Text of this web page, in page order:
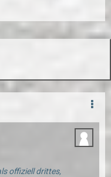
offiziell drittes,